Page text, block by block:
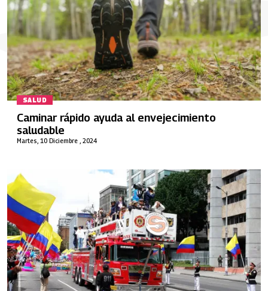
SALUD
Martes, 10 Diciembre , 2024
Caminar rápido ayuda al envejecimiento
saludable